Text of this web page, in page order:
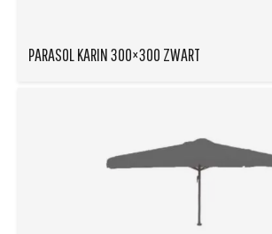
PARASOL KARIN 300×300 ZWART